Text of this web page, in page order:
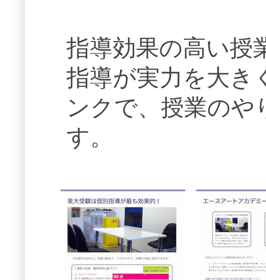
指導効果の高い授
指導が実力を大き
ンクで、授業の
す。